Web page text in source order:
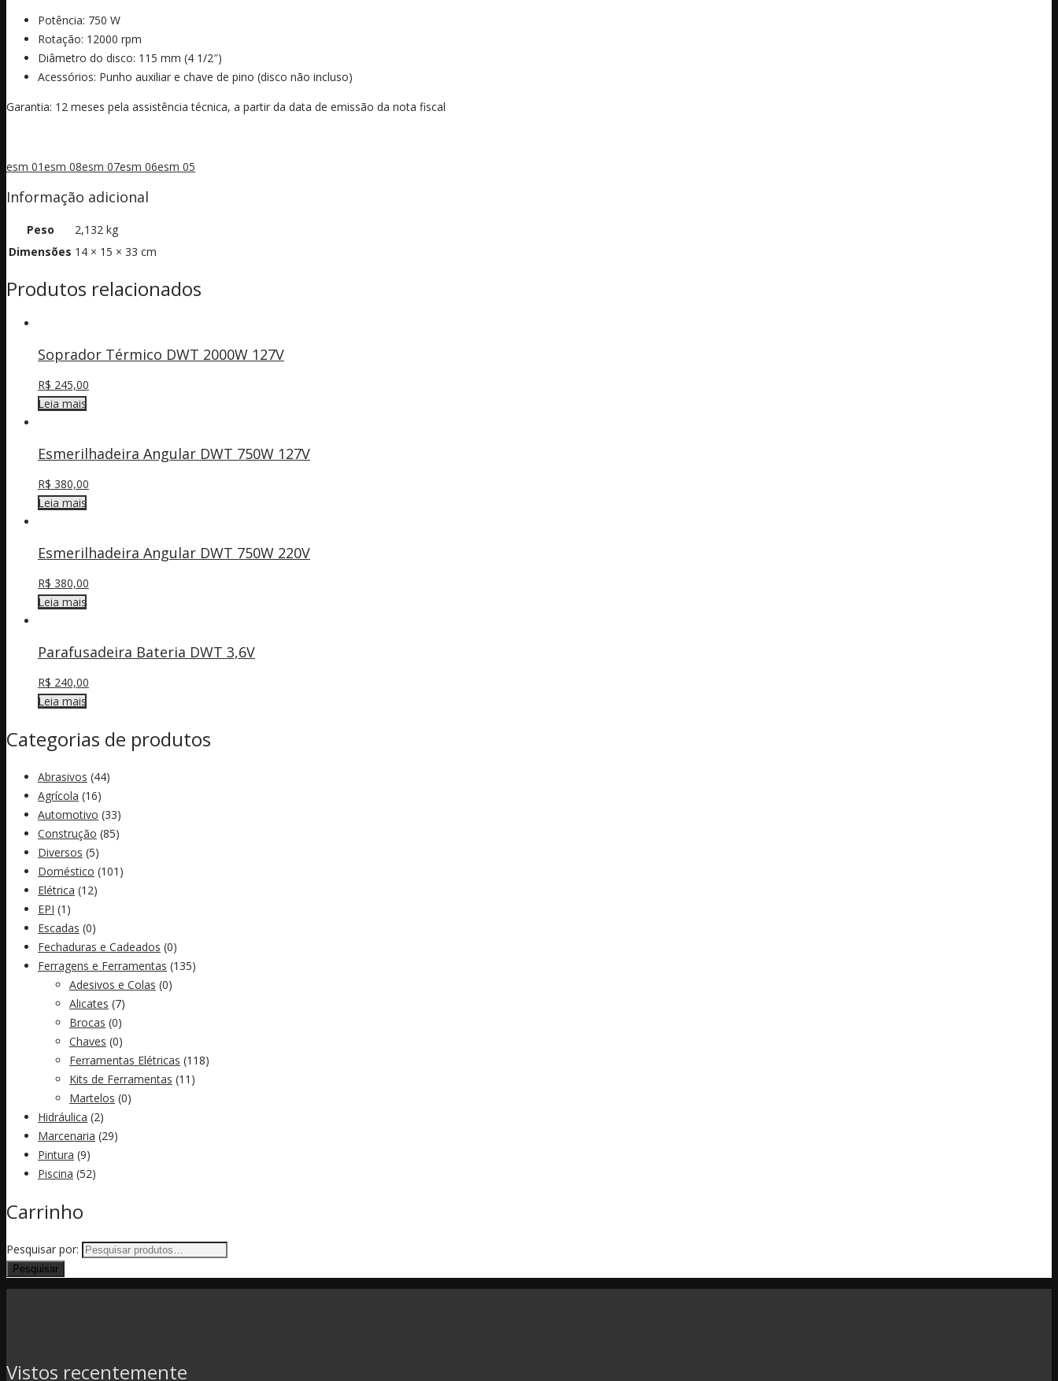
Potência: 750 W
Rotação: 12000 rpm
Diâmetro do disco: 115 mm (4 1/2″)
Acessórios: Punho auxiliar e chave de pino (disco não incluso)
Garantia: 12 meses pela assistência técnica, a partir da data de emissão da nota fiscal
esm 01esm 08esm 07esm 06esm 05
Informação adicional
Peso
2,132 kg
Dimensões 14 × 15 × 33 cm
Produtos relacionados
Soprador Térmico DWT 2000W 127V
R$ 245,00
Leia mais
Esmerilhadeira Angular DWT 750W 127V
R$ 380,00
Leia mais
Esmerilhadeira Angular DWT 750W 220V
R$ 380,00
Leia mais
Parafusadeira Bateria DWT 3,6V
R$ 240,00
Leia mais
Categorias de produtos
Abrasivos (44)
Agrícola (16)
Automotivo (33)
Construção (85)
Diversos (5)
Doméstico (101)
Elétrica (12)
EPI (1)
Escadas (0)
Fechaduras e Cadeados (0)
Ferragens e Ferramentas (135)
Adesivos e Colas (0)
Alicates (7)
Brocas (0)
Chaves (0)
Ferramentas Elétricas (118)
Kits de Ferramentas (11)
Martelos (0)
Hidráulica (2)
Marcenaria (29)
Pintura (9)
Piscina (52)
Carrinho
Pesquisar por:
Pesquisar
Vistos recentemente